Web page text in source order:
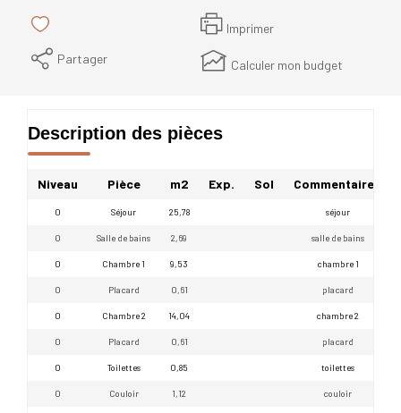
Imprimer
Partager
Calculer mon budget
Description des pièces
Niveau Pièce m2 Exp. Sol Commentaires
0 Séjour 25,78 séjour
0 Salle de bains 2,69 salle de bains
0 Chambre 1 9,53 chambre 1
0 Placard 0,61 placard
0 Chambre 2 14,04 chambre 2
0 Placard 0,61 placard
0 Toilettes 0,85 toilettes
0 Couloir 1,12 couloir